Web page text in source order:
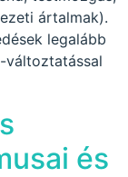
ártalmak).
legalább
változtatással
és